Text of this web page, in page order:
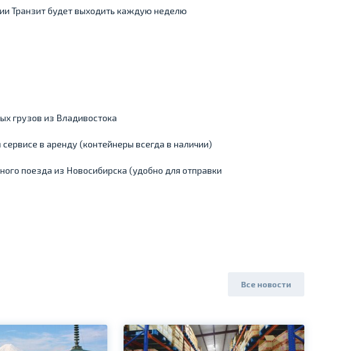
Транзит будет выходить каждую неделю
грузов из Владивостока
в аренду (контейнеры всегда в наличии)
поезда из Новосибирска (удобно для отправки
Все новости